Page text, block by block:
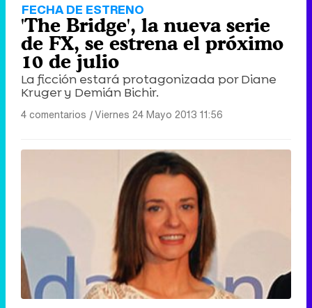
FECHA DE ESTRENO
'The Bridge', la nueva serie
de FX, se estrena el próximo
10 de julio
La ficción estará protagonizada por Diane
Kruger y Demián Bichir.
4 comentarios |Viernes 24 Mayo 2013 11:56